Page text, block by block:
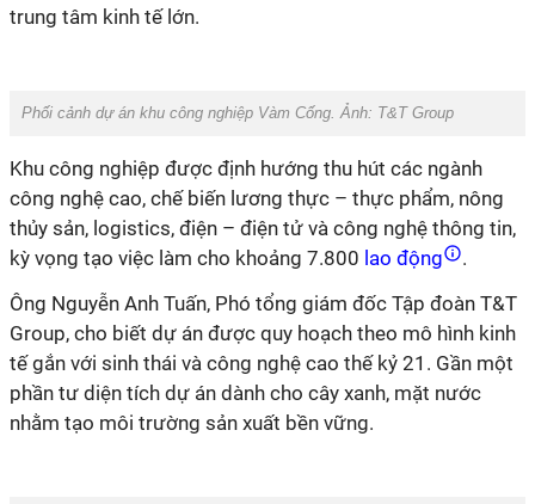
trung tâm kinh tế lớn.
Phối cảnh dự án khu công nghiệp Vàm Cống. Ảnh: T&T Group
Khu công nghiệp được định hướng thu hút các ngành
công nghệ cao, chế biến lương thực – thực phẩm, nông
thủy sản, logistics, điện – điện tử và công nghệ thông tin,
kỳ vọng tạo việc làm cho khoảng 7.800 lao động
.
Ông Nguyễn Anh Tuấn, Phó tổng giám đốc Tập đoàn T&T
Group, cho biết dự án được quy hoạch theo mô hình kinh
tế gắn với sinh thái và công nghệ cao thế kỷ 21. Gần một
phần tư diện tích dự án dành cho cây xanh, mặt nước
nhằm tạo môi trường sản xuất bền vững.